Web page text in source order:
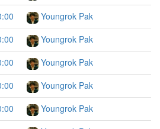
Youngrok Pak
Youngrok Pak
Youngrok Pak
Youngrok Pak
Youngrok Pak